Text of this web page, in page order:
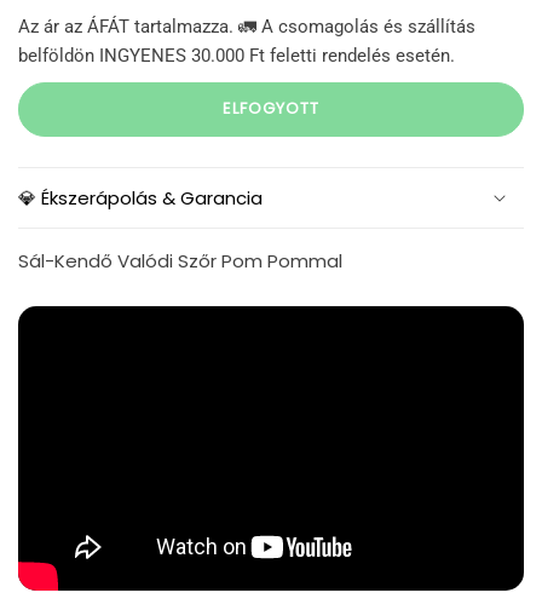
Az ár az ÁFÁT tartalmazza. 🚛 A csomagolás és szállítás
belföldön INGYENES 30.000 Ft feletti rendelés esetén.
ELFOGYOTT
💎 Ékszerápolás & Garancia
Sál-Kendő Valódi Szőr Pom Pommal